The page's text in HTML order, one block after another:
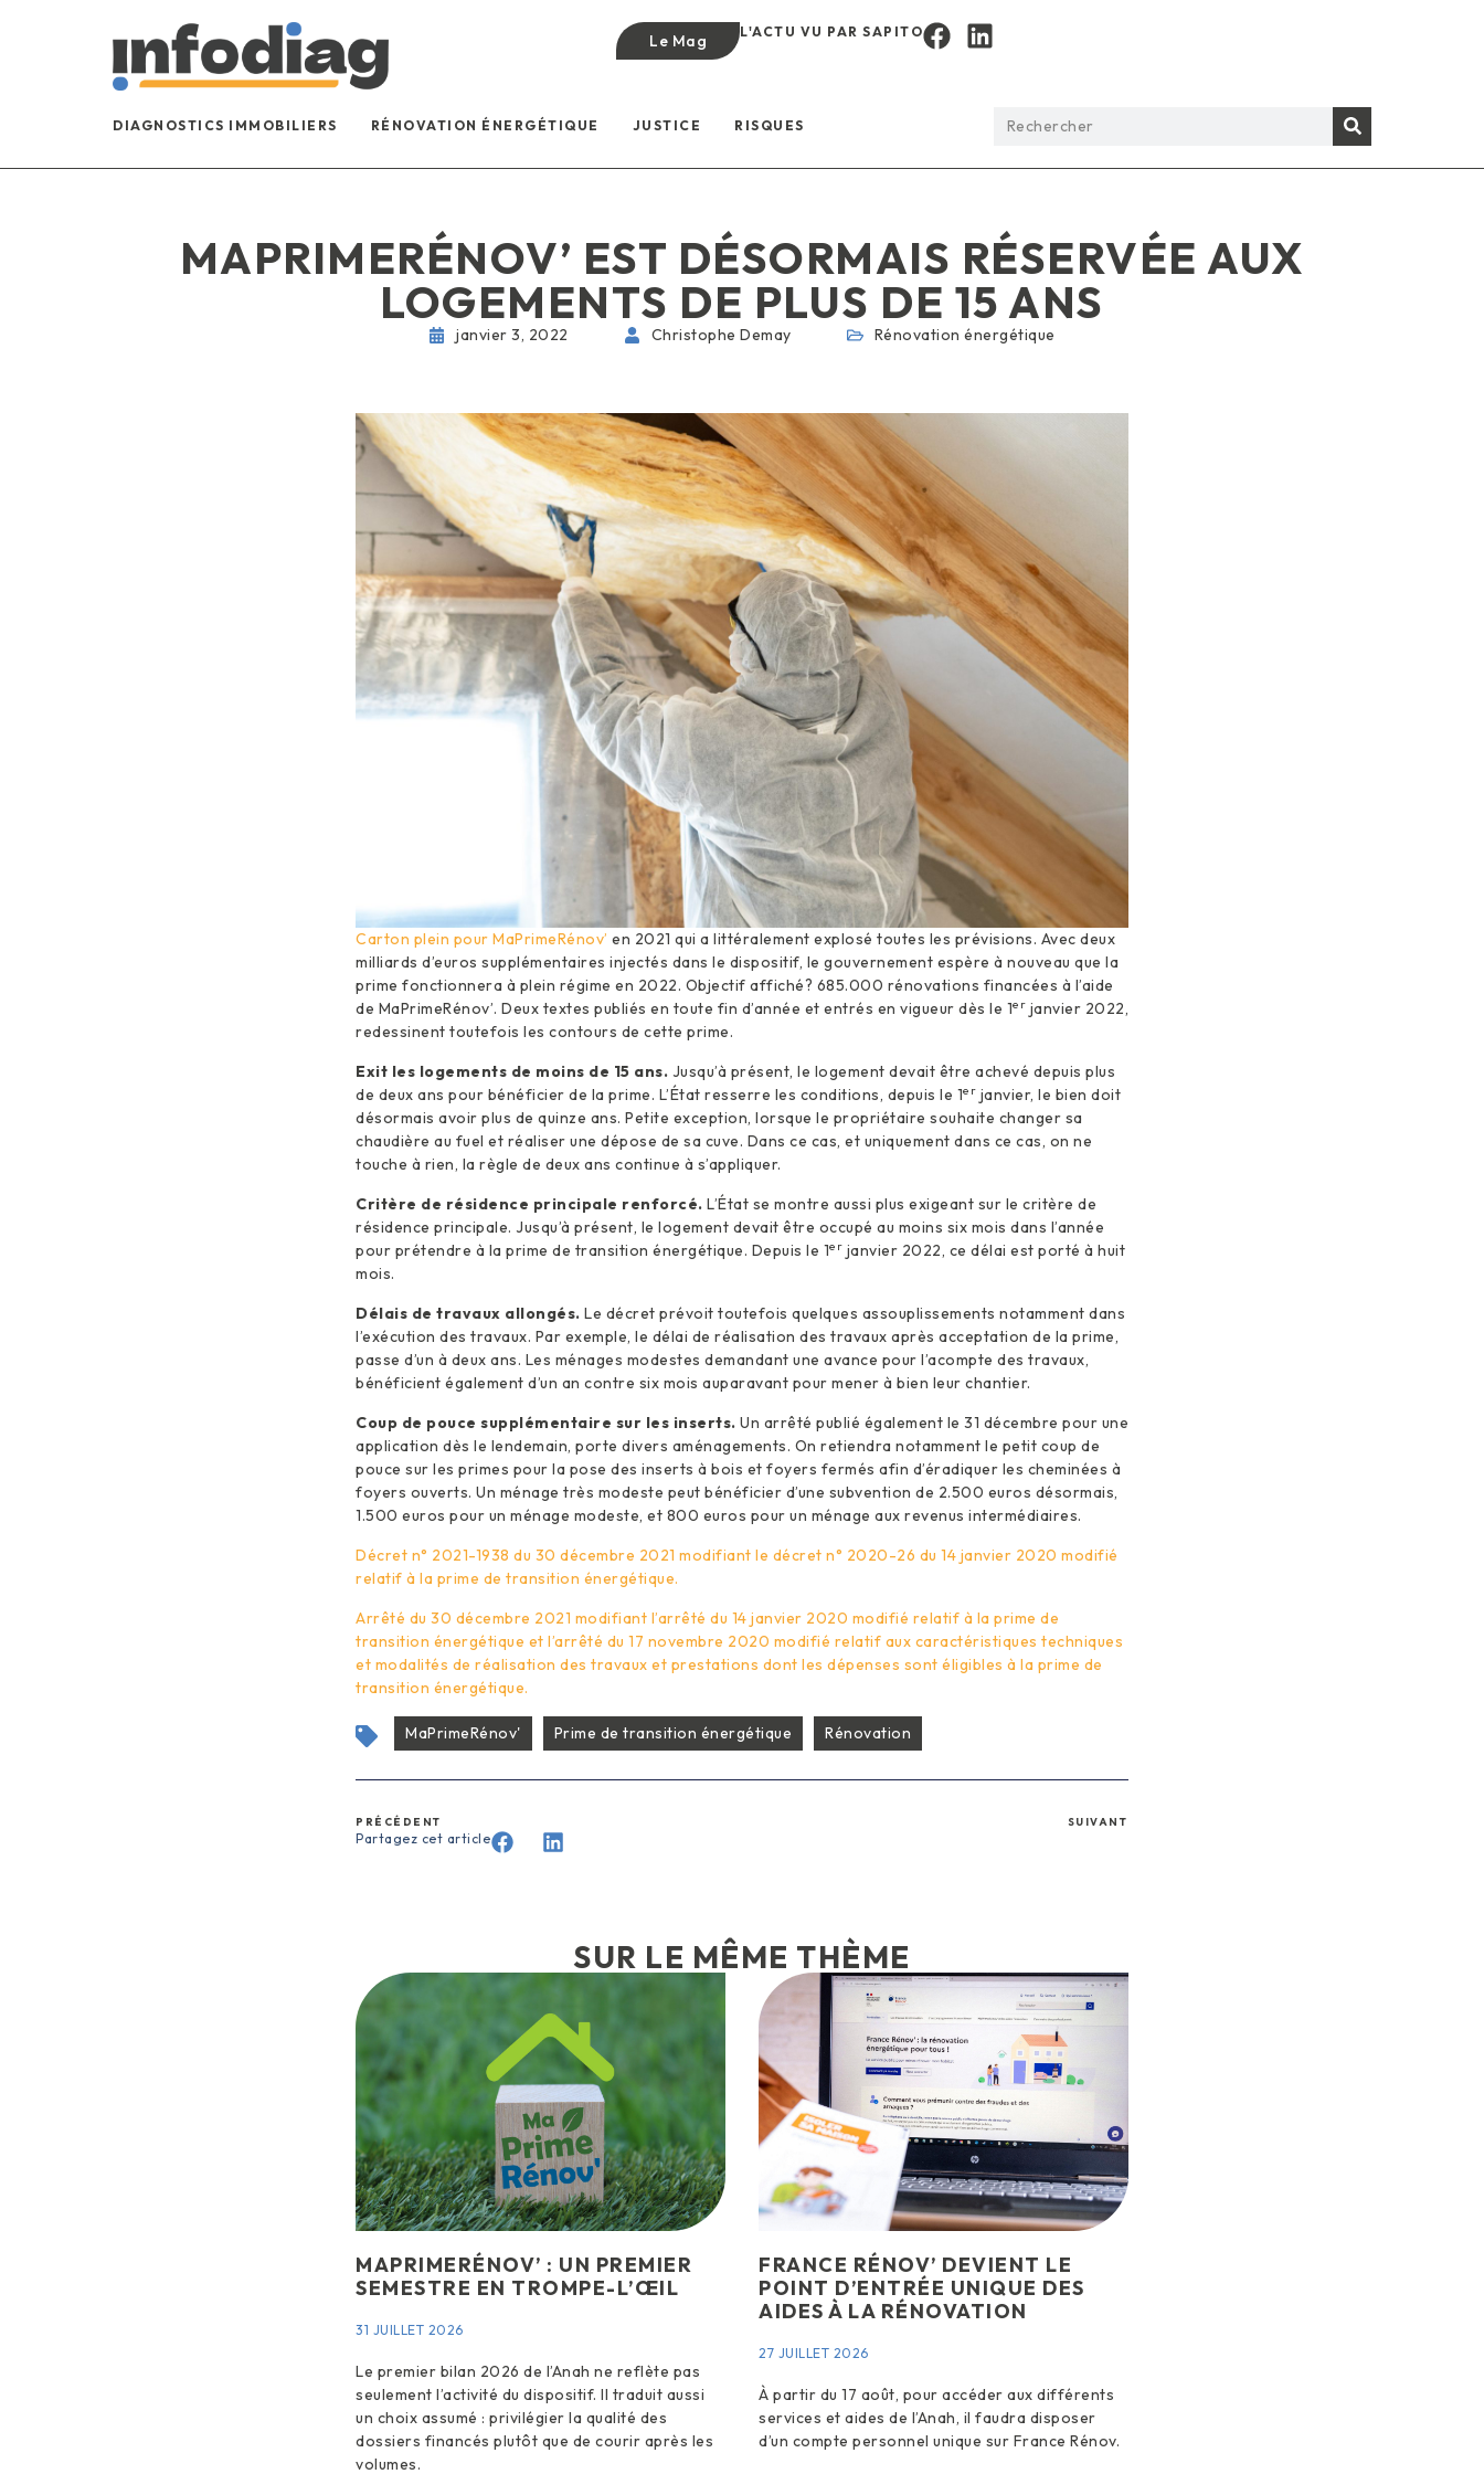
Le Mag L'ACTU VU PAR SAPITO
DIAGNOSTICS IMMOBILIERS RÉNOVATION ÉNERGÉTIQUE JUSTICE RISQUES
MAPRIMERÉNOV’ EST DÉSORMAIS RÉSERVÉE AUX
LOGEMENTS DE PLUS DE 15 ANS
janvier 3, 2022 Christophe Demay Rénovation énergétique
Carton plein pour MaPrimeRénov’ en 2021 qui a littéralement explosé toutes les prévisions. Avec deux
milliards d’euros supplémentaires injectés dans le dispositif, le gouvernement espère à nouveau que la
prime fonctionnera à plein régime en 2022. Objectif affiché? 685.000 rénovations financées à l’aide
de MaPrimeRénov’. Deux textes publiés en toute fin d’année et entrés en vigueur dès le 1er janvier 2022,
redessinent toutefois les contours de cette prime.
Exit les logements de moins de 15 ans. Jusqu’à présent, le logement devait être achevé depuis plus
de deux ans pour bénéficier de la prime. L’État resserre les conditions, depuis le 1er janvier, le bien doit
désormais avoir plus de quinze ans. Petite exception, lorsque le propriétaire souhaite changer sa
chaudière au fuel et réaliser une dépose de sa cuve. Dans ce cas, et uniquement dans ce cas, on ne
touche à rien, la règle de deux ans continue à s’appliquer.
Critère de résidence principale renforcé. L’État se montre aussi plus exigeant sur le critère de
résidence principale. Jusqu’à présent, le logement devait être occupé au moins six mois dans l’année
pour prétendre à la prime de transition énergétique. Depuis le 1er janvier 2022, ce délai est porté à huit
mois.
Délais de travaux allongés. Le décret prévoit toutefois quelques assouplissements notamment dans
l’exécution des travaux. Par exemple, le délai de réalisation des travaux après acceptation de la prime,
passe d’un à deux ans. Les ménages modestes demandant une avance pour l’acompte des travaux,
bénéficient également d’un an contre six mois auparavant pour mener à bien leur chantier.
Coup de pouce supplémentaire sur les inserts. Un arrêté publié également le 31 décembre pour une
application dès le lendemain, porte divers aménagements. On retiendra notamment le petit coup de
pouce sur les primes pour la pose des inserts à bois et foyers fermés afin d’éradiquer les cheminées à
foyers ouverts. Un ménage très modeste peut bénéficier d’une subvention de 2.500 euros désormais,
1.500 euros pour un ménage modeste, et 800 euros pour un ménage aux revenus intermédiaires.
Décret n° 2021-1938 du 30 décembre 2021 modifiant le décret n° 2020-26 du 14 janvier 2020 modifié
relatif à la prime de transition énergétique.
Arrêté du 30 décembre 2021 modifiant l’arrêté du 14 janvier 2020 modifié relatif à la prime de
transition énergétique et l’arrêté du 17 novembre 2020 modifié relatif aux caractéristiques techniques
et modalités de réalisation des travaux et prestations dont les dépenses sont éligibles à la prime de
transition énergétique.
MaPrimeRénov' Prime de transition énergétique Rénovation
PRÉCÉDENT SUIVANT
Partagez cet article
SUR LE MÊME THÈME
MAPRIMERÉNOV’ : UN PREMIER
SEMESTRE EN TROMPE-L’ŒIL
31 JUILLET 2026
Le premier bilan 2026 de l’Anah ne reflète pas
seulement l’activité du dispositif. Il traduit aussi
un choix assumé : privilégier la qualité des
dossiers financés plutôt que de courir après les
volumes.
FRANCE RÉNOV’ DEVIENT LE
POINT D’ENTRÉE UNIQUE DES
AIDES À LA RÉNOVATION
27 JUILLET 2026
À partir du 17 août, pour accéder aux différents
services et aides de l’Anah, il faudra disposer
d’un compte personnel unique sur France Rénov.